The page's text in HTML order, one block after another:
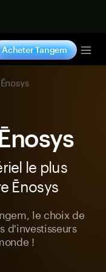
Acheter Tangem
Ēnosys
le plus
Ēnosys
le choix de
d'investisseurs
!